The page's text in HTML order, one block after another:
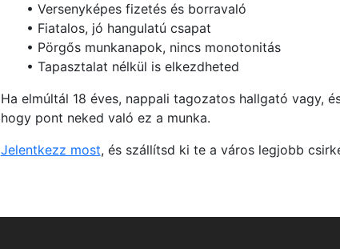
• Versenyképes fizetés és borravaló
• Fiatalos, jó hangulatú csapat
• Pörgős munkanapok, nincs monotonitás
• Tapasztalat nélkül is elkezdheted
Ha elmúltál 18 éves, nappali tagozatos hallgató vagy,
hogy pont neked való ez a munka.
Jelentkezz most, és szállítsd ki te a város legjobb